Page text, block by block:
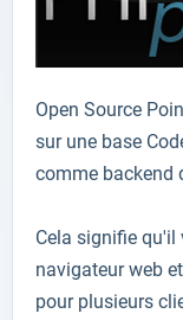
Open Source
sur une base
comme backend
Cela signifie qu'il
navigateur web
pour plusieurs